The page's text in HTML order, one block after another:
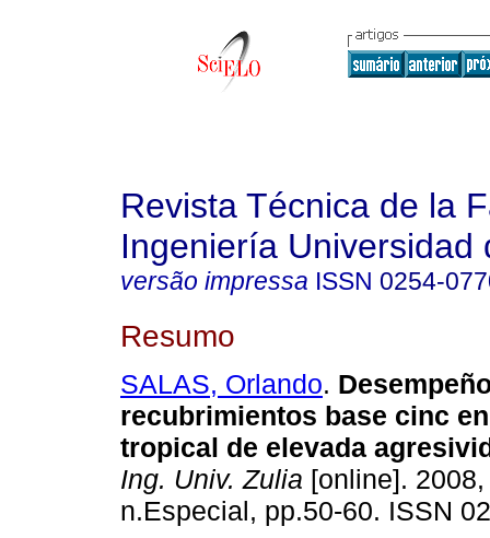
Revista Técnica de la
Ingeniería Universidad
versão impressa ISSN 0254-
Resumo
SALAS, Orlando.
recubrimientos base cinc
tropical de elevada
Ing. Univ. Zulia [online].
n.Especial, pp.50-60. ISSN